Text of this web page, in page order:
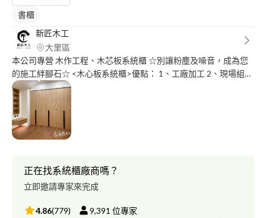
書櫃
新匠木工
大里區
本公司專營 木作工程、木芯板系統櫃 ☆別讓粉塵及噪音，成為您
的施工絆腳石☆ <木心板系統櫃>優點： 1、工廠加工 2、現場組裝
3、速度快 4、現場乾淨少粉塵 5、建材選擇多樣性 #木芯板系統櫃
#工廠加工現場組裝 #室內裝修 #台中木工 #新匠木工 #服務範圍中
部
正在找系統櫃廠商嗎？
立即邀請專家來完成
4.86(779) 9,391 位專家